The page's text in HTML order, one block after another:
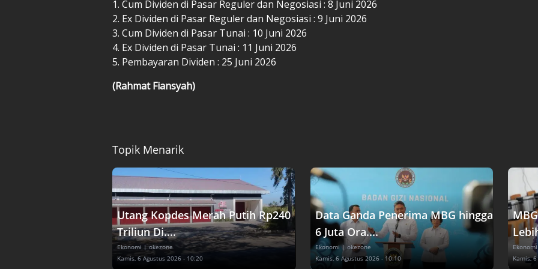
1. Cum Dividen di Pasar Reguler dan Negosiasi : 8 Juni 2026
2. Ex Dividen di Pasar Reguler dan Negosiasi : 9 Juni 2026
3. Cum Dividen di Pasar Tunai : 10 Juni 2026
4. Ex Dividen di Pasar Tunai : 11 Juni 2026
5. Pembayaran Dividen : 25 Juni 2026
(Rahmat Fiansyah)
Topik Menarik
Utang Kopdes Merah Putih Rp240
Triliun Di....
Ekonomi | okezone
Kamis, 6 Agustus 2026 - 10:20
Data Ganda Penerima MBG hingga
6 Juta Ora....
Ekonomi | okezone
Kamis, 6 Agustus 2026 - 10:10
Ekonomi
Kamis,